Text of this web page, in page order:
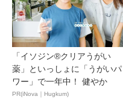
「イソジン®クリアうがい
薬」といっしょに「うがいパ
ワー」で一年中！ 健やか
PR(iNova｜Hugkum)